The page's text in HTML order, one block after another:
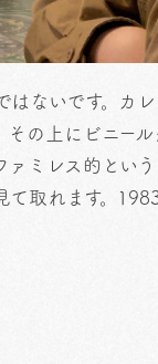
ないです。カ
の上にビニー
ミレス的とい
取れます。